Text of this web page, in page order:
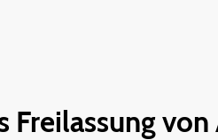
Freilassung